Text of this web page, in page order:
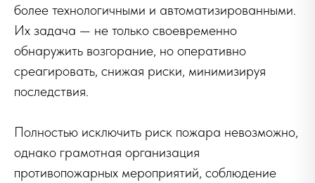
более технологичными и автоматизированными.
Их задача — не только своевременно
обнаружить возгорание, но оперативно
среагировать, снижая риски, минимизируя
последствия.
Полностью исключить риск пожара невозможно,
однако грамотная организация
противопожарных мероприятий, соблюдение